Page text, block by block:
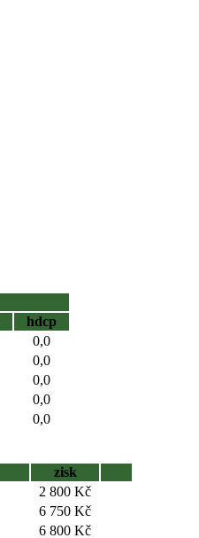
hdcp
0,0
0,0
0,0
0,0
0,0
zisk
2 800 Kč
6 750 Kč
6 800 Kč